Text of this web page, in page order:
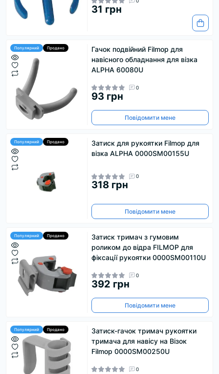
31 грн
Популярний Продано
Гачок подвійний Filmop для
навісного обладнання для візка
ALPHA 60080U
0
93 грн
Повідомити мене
Популярний Продано
Затиск для рукоятки Filmop для
візка ALPHA 0000SM00155U
0
318 грн
Повідомити мене
Популярний Продано
Затиск тримач з гумовим
роликом до відра FILMOP для
фіксації рукоятки 0000SM00110U
0
392 грн
Повідомити мене
Популярний Продано
Затиск-гачок тримач рукоятки
тримача для навісу на Візок
Filmop 0000SM00250U
0